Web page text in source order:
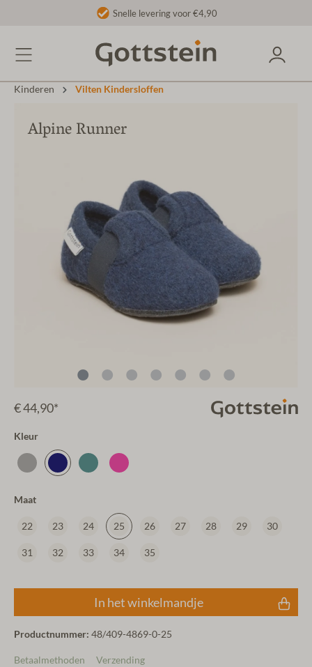
Snelle levering voor €4,90
Kinderen Vilten Kindersloffen
Alpine Runner
€ 44,90*
Kleur
Maat
22 23 24 25 26 27 28 29 30
31 32 33 34 35
In het winkelmandje
Productnummer: 48/409-4869-0-25
Betaalmethoden Verzending